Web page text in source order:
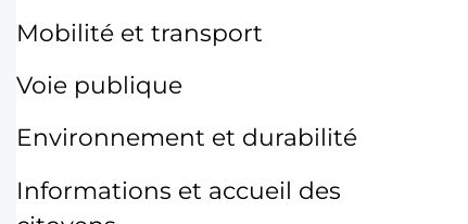
Mobilité et transport
Voie publique
Environnement et durabilité
Informations et accueil des